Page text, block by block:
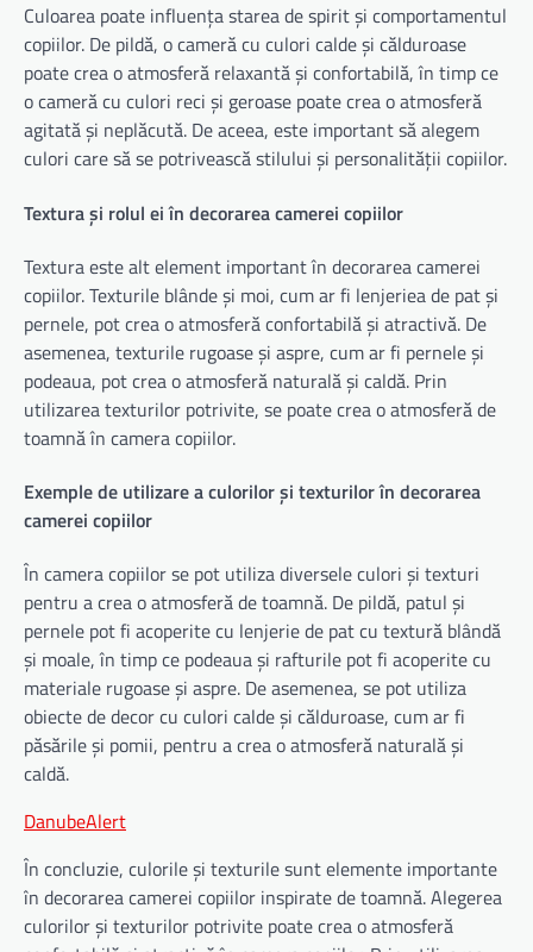
Culoarea poate influența starea de spirit și comportamentul
copiilor. De pildă, o cameră cu culori calde și călduroase
poate crea o atmosferă relaxantă și confortabilă, în timp ce
o cameră cu culori reci și geroase poate crea o atmosferă
agitată și neplăcută. De aceea, este important să alegem
culori care să se potrivească stilului și personalității copiilor.
Textura și rolul ei în decorarea camerei copiilor
Textura este alt element important în decorarea camerei
copiilor. Texturile blânde și moi, cum ar fi lenjeriea de pat și
pernele, pot crea o atmosferă confortabilă și atractivă. De
asemenea, texturile rugoase și aspre, cum ar fi pernele și
podeaua, pot crea o atmosferă naturală și caldă. Prin
utilizarea texturilor potrivite, se poate crea o atmosferă de
toamnă în camera copiilor.
Exemple de utilizare a culorilor și texturilor în decorarea
camerei copiilor
În camera copiilor se pot utiliza diversele culori și texturi
pentru a crea o atmosferă de toamnă. De pildă, patul și
pernele pot fi acoperite cu lenjerie de pat cu textură blândă
și moale, în timp ce podeaua și rafturile pot fi acoperite cu
materiale rugoase și aspre. De asemenea, se pot utiliza
obiecte de decor cu culori calde și călduroase, cum ar fi
păsările și pomii, pentru a crea o atmosferă naturală și
caldă.
DanubeAlert
În concluzie, culorile și texturile sunt elemente importante
în decorarea camerei copiilor inspirate de toamnă. Alegerea
culorilor și texturilor potrivite poate crea o atmosferă